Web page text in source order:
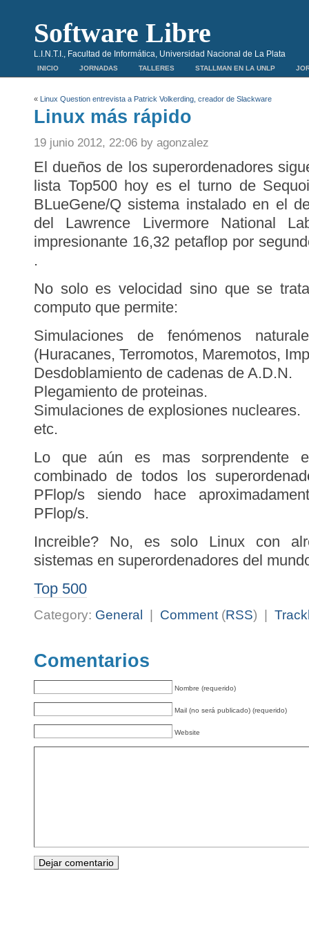
Software Libre
L.I.N.T.I., Facultad de Informática, Universidad Nacional de La Plata
INICIO JORNADAS TALLERES STALLMAN EN LA UNLP
« Linux Question entrevista a Patrick Volkerding, creador de Slackware
Linux más rápido
19 junio 2012, 22:06 by agonzalez
El dueños de los superordenadores
lista Top500 hoy es el turno de
BLueGene/Q sistema instalado en el
del Lawrence Livermore National
impresionante 16,32 petaflop por
.
No solo es velocidad sino que se
computo que permite:
Simulaciones de fenómenos
(Huracanes, Terromotos, Maremotos,
Desdoblamiento de cadenas de A.D.N.
Plegamiento de proteinas.
Simulaciones de explosiones nucleares.
etc.
Lo que aún es mas sorprendente
combinado de todos los
PFlop/s siendo hace
PFlop/s.
Increible? No, es solo Linux con
sistemas en superordenadores del
Top 500
Category: General Comment (RSS) |
Comentarios
Nombre (requerido)
Mail (no será publicado) (requerido)
Website